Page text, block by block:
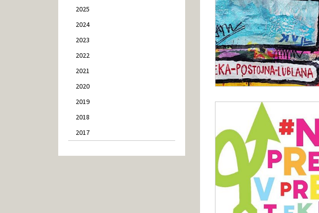
2025
2024
2023
2022
2021
2020
2019
2018
2017